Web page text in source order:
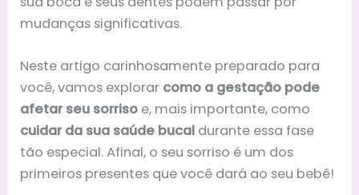
mudanças significativas.
Neste artigo carinhosamente preparado para
você, vamos explorar como a gestação pode
afetar seu sorriso e, mais importante, como
cuidar da sua saúde bucal durante essa fase
tão especial. Afinal, o seu sorriso é um dos
primeiros presentes que você dará ao seu bebê!